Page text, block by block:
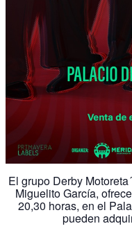
El grupo Derby
Miguelito García,
20,30 horas, en el
pueden